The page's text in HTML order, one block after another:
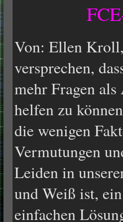
Von: Ellen
versprechen,
mehr Fragen
helfen zu
die wenigen
Vermutungen
Leiden in
und Weiß ist,
einfachen